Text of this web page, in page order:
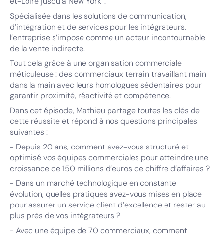
Spécialisée dans les solutions de communication,
d’intégration et de services pour les intégrateurs,
l’entreprise s’impose comme un acteur incontournable
de la vente indirecte.
Tout cela grâce à une organisation commerciale
méticuleuse : des commerciaux terrain travaillant main
dans la main avec leurs homologues sédentaires pour
garantir proximité, réactivité et compétence.
Dans cet épisode, Mathieu partage toutes les clés de
cette réussite et répond à nos questions principales
suivantes :
- Depuis 20 ans, comment avez-vous structuré et
optimisé vos équipes commerciales pour atteindre une
croissance de 150 millions d’euros de chiffre d’affaires ?
- Dans un marché technologique en constante
évolution, quelles pratiques avez-vous mises en place
pour assurer un service client d’excellence et rester au
plus près de vos intégrateurs ?
- Avec une équipe de 70 commerciaux, comment